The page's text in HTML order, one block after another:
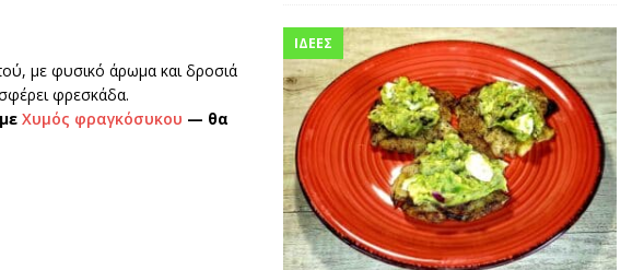
με φυσικό άρωμα και δροσιά
φρεσκάδα.
Χυμός φραγκόσυκου — θα
ΙΔΕΕΣ